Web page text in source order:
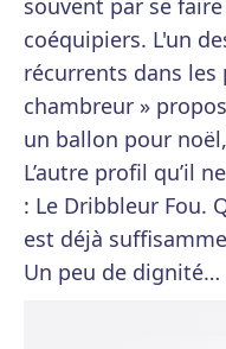
souvent par se
coéquipiers. L'un
récurrents dans
chambreur »
un ballon pour
L’autre profil qu’il
: Le Dribbleur Fou.
est déjà
Un peu de dignité…